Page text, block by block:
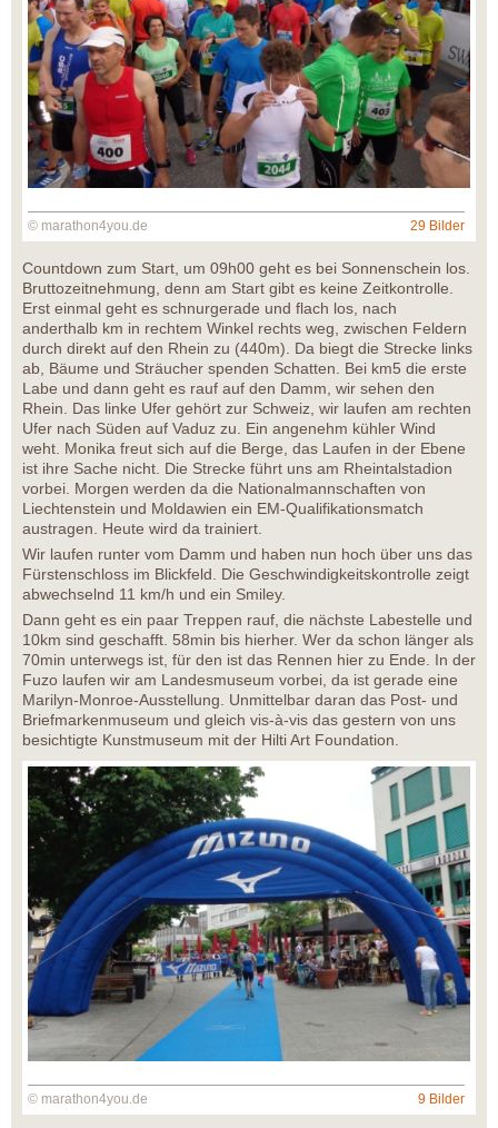
© marathon4you.de 29 Bilder
Countdown zum Start, um 09h00 geht es bei Sonnenschein los.
Bruttozeitnehmung, denn am Start gibt es keine Zeitkontrolle.
Erst einmal geht es schnurgerade und flach los, nach
anderthalb km in rechtem Winkel rechts weg, zwischen Feldern
durch direkt auf den Rhein zu (440m). Da biegt die Strecke links
ab, Bäume und Sträucher spenden Schatten. Bei km5 die erste
Labe und dann geht es rauf auf den Damm, wir sehen den
Rhein. Das linke Ufer gehört zur Schweiz, wir laufen am rechten
Ufer nach Süden auf Vaduz zu. Ein angenehm kühler Wind
weht. Monika freut sich auf die Berge, das Laufen in der Ebene
ist ihre Sache nicht. Die Strecke führt uns am Rheintalstadion
vorbei. Morgen werden da die Nationalmannschaften von
Liechtenstein und Moldawien ein EM-Qualifikationsmatch
austragen. Heute wird da trainiert.
Wir laufen runter vom Damm und haben nun hoch über uns das
Fürstenschloss im Blickfeld. Die Geschwindigkeitskontrolle zeigt
abwechselnd 11 km/h und ein Smiley.
Dann geht es ein paar Treppen rauf, die nächste Labestelle und
10km sind geschafft. 58min bis hierher. Wer da schon länger als
70min unterwegs ist, für den ist das Rennen hier zu Ende. In der
Fuzo laufen wir am Landesmuseum vorbei, da ist gerade eine
Marilyn-Monroe-Ausstellung. Unmittelbar daran das Post- und
Briefmarkenmuseum und gleich vis-à-vis das gestern von uns
besichtigte Kunstmuseum mit der Hilti Art Foundation.
© marathon4you.de 9 Bilder